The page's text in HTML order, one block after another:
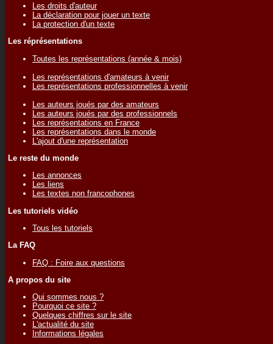
Les droits d'auteur
La déclaration pour jouer un texte
La protection d'un texte
Les réprésentations
Toutes les représentations (année & mois)
Les représentations d'amateurs à venir
Les représentations professionnelles à venir
Les auteurs joués par des amateurs
Les auteurs joués par des professionnels
Les représentations en France
Les représentations dans le monde
L'ajout d'une représentation
Le reste du monde
Les annonces
Les liens
Les textes non francophones
Les tutoriels vidéo
Tous les tutoriels
La FAQ
FAQ : Foire aux questions
A propos du site
Qui sommes nous ?
Pourquoi ce site ?
Quelques chiffres sur le site
L'actualité du site
Informations légales